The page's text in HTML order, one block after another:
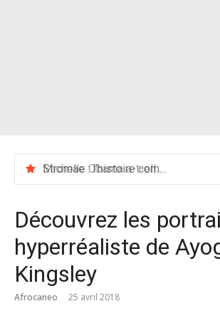
Stromae : l’histoire complète d’un phénomène musical
Découvrez les
hyperréaliste de
Kingsley
Afrocaneo 25 avril 2018